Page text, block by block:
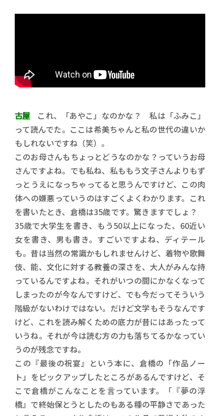
古屋これ、「あやこ」なのかな？ 私は「ふみこ」
って読んでた。ここは希美ちゃんと私の世代の違いか
もしれないですね（笑）。
このお母さんもちょっとどうなのかな？っていうお母
さんですよね。でも私ね、私ももう文子さんよりもず
っとうえになっちゃってると思うんですけど、この肉
体への嫌悪っていうのはすごくよくわかります。これ
を書いたとき、倉橋は35歳です。驚きますでしょ？
35歳で大学生を書き、もう50以上になった、60近い
女を書き、男も書き。すごいですよね、ディテール
も。昔は当然の常識かもしれませんけど、着物や歌舞
伎、能、文化に対する教養の深さを、大人がみんな持
っているんですよね。それがいつの間にかなくなって
しまったのが今なんですけど、でも今だってそういう
階級がないわけではない。だけど文学もそうなんです
けど、これを読み解くための底力が昔にはあったって
いうね。それが今は読む方の力も落ちてるかなってい
うのが残念ですね。
この『最後の祝宴』という本に、倉橋の「作品ノー
ト」をピックアップしたところがあるんですけど、そ
こで倉橋がこんなことを言っています。「『夢の浮
橋』で終始保とうとしたのもある種の平静さであった